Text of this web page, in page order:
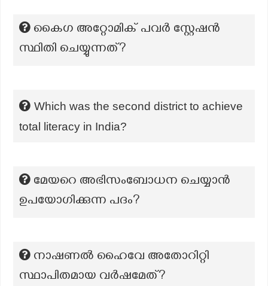
കൈഗ അറ്റോമിക് പവർ സ്റ്റേഷൻ
സ്ഥിതി ചെയ്യുന്നത്?
Which was the second district to achieve
total literacy in India?
മേയറെ അഭിസംബോധന ചെയ്യാൻ
ഉപയോഗിക്കുന്ന പദം?
നാഷണൽ ഹൈവേ അതോറിറ്റി
സ്ഥാപിതമായ വർഷമേത്?